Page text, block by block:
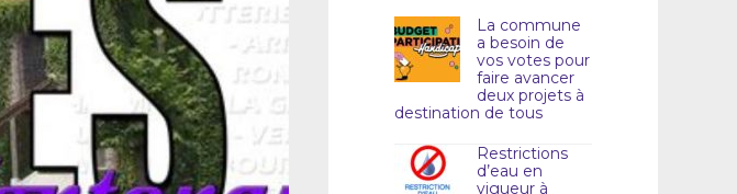
La commune
a besoin de
vos votes pour
faire avancer
deux projets à
destination de tous
Restrictions
d’eau en
vigueur à